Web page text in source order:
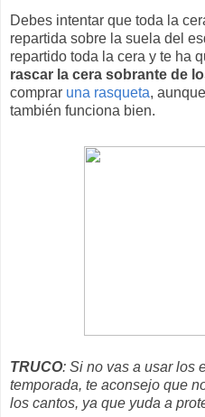
Debes intentar que toda la
repartida sobre la suela del
repartido toda la cera y te ha
rascar la cera sobrante de
comprar una rasqueta,
también funciona bien.
TRUCO: Si no vas a usar los
temporada, te aconsejo que
los cantos, ya que yuda a